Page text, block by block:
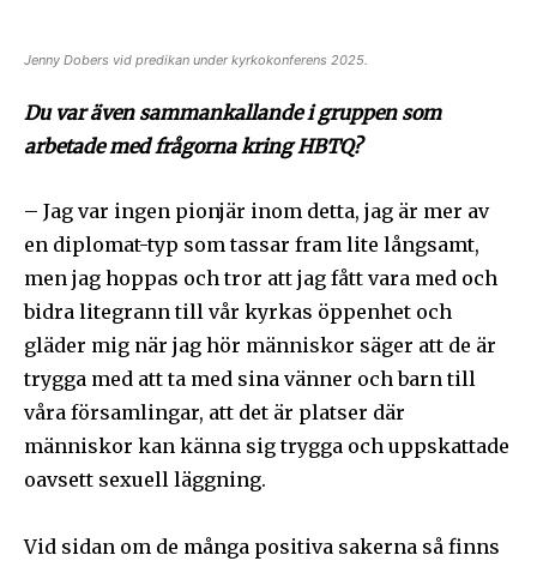
Jenny Dobers vid predikan under kyrkokonferens 2025.
Du var även sammankallande i gruppen som
arbetade med frågorna kring HBTQ?
– Jag var ingen pionjär inom detta, jag är mer av
en diplomat-typ som tassar fram lite långsamt,
men jag hoppas och tror att jag fått vara med och
bidra litegrann till vår kyrkas öppenhet och
gläder mig när jag hör människor säger att de är
trygga med att ta med sina vänner och barn till
våra församlingar, att det är platser där
människor kan känna sig trygga och uppskattade
oavsett sexuell läggning.
Vid sidan om de många positiva sakerna så finns